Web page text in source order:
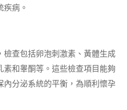
疾病。
檢查包括卵泡刺激素、黃體生成
素和睾酮等。這些檢查項目能夠
內分泌系統的平衡，為順利懷孕